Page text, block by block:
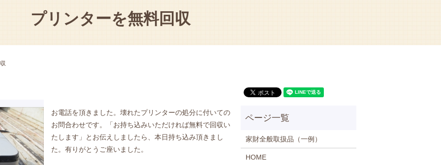
プリンターを無料回収
お電話を頂きました。壊れたプリンターの処分に付いての
お問合わせです。「お持ち込みいただければ無料で回収い
たします」とお伝えしましたら、本日持ち込み頂きまし
た。有りがとうご座いました。
家財全般取扱品（一例）
HOME